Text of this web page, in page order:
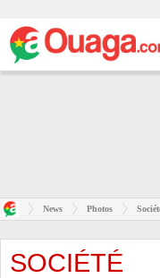
News Photos
SOCIÉTÉ